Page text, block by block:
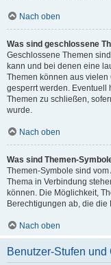
Nach oben
Was sind geschlossene
Geschlossene Themen
kann und bei denen eine
Themen können aus
gesperrt werden. Eventuell
Themen zu schließen,
wurde.
Nach oben
Was sind Themen-
Themen-Symbole sind
Thema in Verbindung
können. Die Möglichkeit,
Berechtigungen ab, die
Nach oben
Benutzer-Stufen und